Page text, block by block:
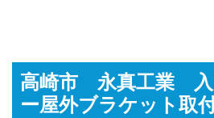
高崎市 永真工業 入
ー屋外ブラケット取